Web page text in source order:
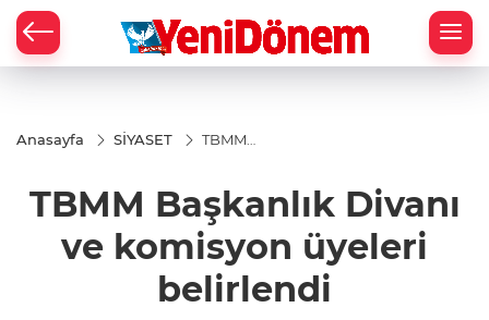
Anasayfa SİYASET
TBMM
komisyon
üyeleri
belirlendi
TBMM Başkanlık Divanı
ve komisyon üyeleri
belirlendi